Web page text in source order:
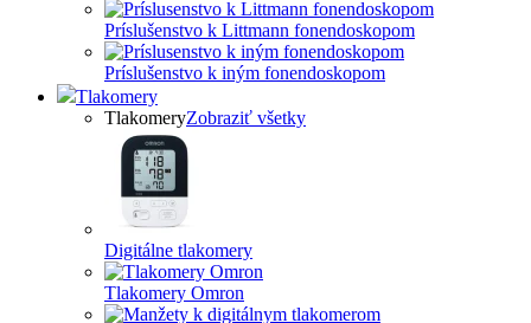
Príslušenstvo k Littmann fonendoskopom
Príslušenstvo k iným fonendoskopom
Tlakomery
TlakomeryZobraziť všetky
Digitálne tlakomery
Tlakomery Omron